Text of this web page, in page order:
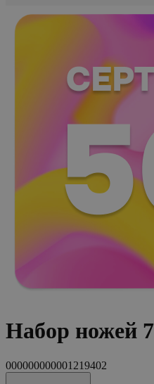
Набор ножей
000000000001219402